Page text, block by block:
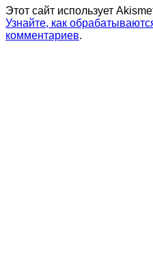
Этот сайт использует
Узнайте, как
комментариев.